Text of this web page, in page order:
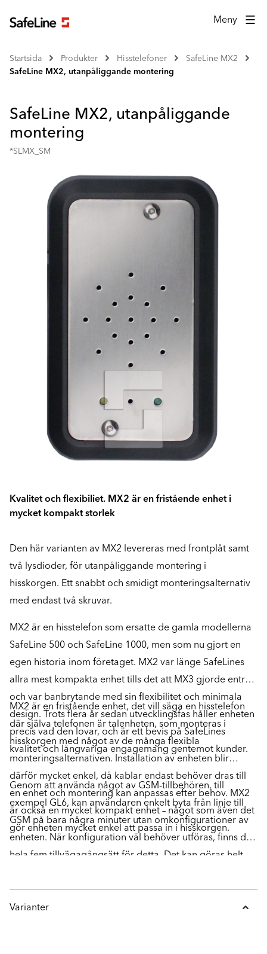
Meny
Startsida Produkter Hisstelefoner
SafeLine MX2
SafeLine MX2, utanpåliggande montering
SafeLine MX2, utanpåliggande
montering
*SLMX_SM
Kvalitet och flexibiliet. MX2 är en fristående enhet i
mycket kompakt storlek
Den här varianten av MX2 levereras med frontplåt samt
två lysdioder, för utanpåliggande montering i
hisskorgen. Ett snabbt och smidigt monteringsalternativ
med endast två skruvar.
MX2 är en hisstelefon som ersatte de gamla modellerna
SafeLine 500 och SafeLine 1000, men som nu gjort en
egen historia inom företaget. MX2 var länge SafeLines
allra mest kompakta enhet tills det att MX3 gjorde entré
och var banbrytande med sin flexibilitet och minimala
design. Trots flera år sedan utvecklingsfas håller enheten
precis vad den lovar, och är ett bevis på SafeLines
kvalitet och långvariga engagemang gentemot kunder.
MX2 är en fristående enhet, det vill säga en hisstelefon
där själva telefonen är talenheten, som monteras i
hisskorgen med något av de många flexibla
monteringsalternativen. Installation av enheten blir
därför mycket enkel, då kablar endast behöver dras till
en enhet och montering kan anpassas efter behov. MX2
är också en mycket kompakt enhet – något som även det
gör enheten mycket enkel att passa in i hisskorgen.
Genom att använda något av GSM-tillbehören, till
exempel GL6, kan användaren enkelt byta från linje till
GSM på bara några minuter utan omkonfigurationer av
enheten. När konfiguration väl behöver utföras, finns det
hela fem tillvägagångsätt för detta. Det kan göras helt
genom att koppla in en bärbar dator via USB, eller helt
fjärrstyrt via SafeLine ProLink.
Varianter